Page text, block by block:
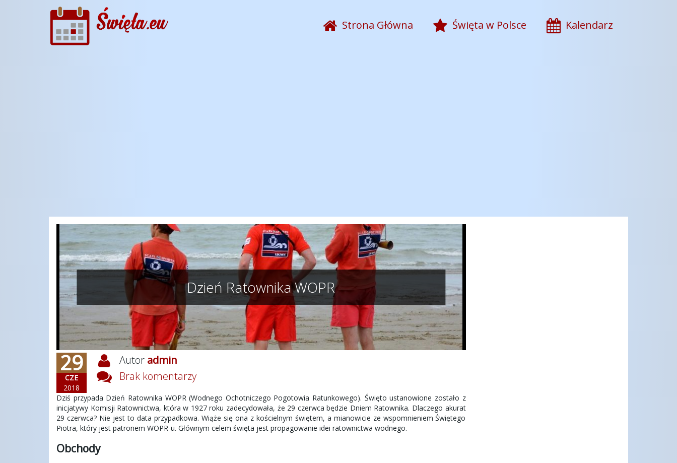
Strona Główna Święta w Polsce Kalendarz
Dzień Ratownika WOPR
29
CZE
2018
Autor admin
Brak komentarzy
Dziś przypada Dzień Ratownika WOPR (Wodnego Ochotniczego Pogotowia Ratunkowego). Święto ustanowione zostało z
inicjatywy Komisji Ratownictwa, która w 1927 roku zadecydowała, że 29 czerwca będzie Dniem Ratownika. Dlaczego akurat
29 czerwca? Nie jest to data przypadkowa. Wiąże się ona z kościelnym świętem, a mianowicie ze wspomnieniem Świętego
Piotra, który jest patronem WOPR-u. Głównym celem święta jest propagowanie idei ratownictwa wodnego.
Obchody